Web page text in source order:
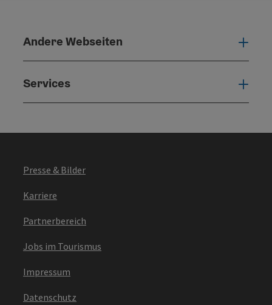
Andere Webseiten
Services
Presse & Bilder
Karriere
Partnerbereich
Jobs im Tourismus
Impressum
Datenschutz